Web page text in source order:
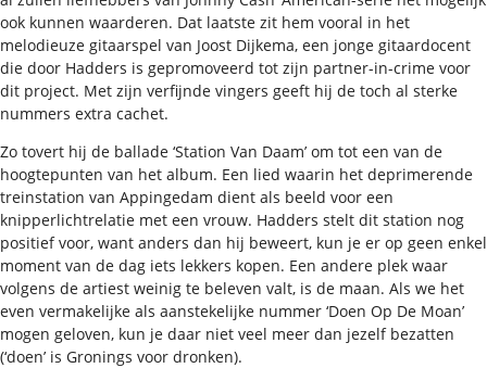
ook kunnen waarderen. Dat laatste zit hem vooral in het
melodieuze gitaarspel van Joost Dijkema, een jonge gitaardocent
die door Hadders is gepromoveerd tot zijn partner-in-crime voor
dit project. Met zijn verfijnde vingers geeft hij de toch al sterke
nummers extra cachet.
Zo tovert hij de ballade ‘Station Van Daam’ om tot een van de
hoogtepunten van het album. Een lied waarin het deprimerende
treinstation van Appingedam dient als beeld voor een
knipperlichtrelatie met een vrouw. Hadders stelt dit station nog
positief voor, want anders dan hij beweert, kun je er op geen enkel
moment van de dag iets lekkers kopen. Een andere plek waar
volgens de artiest weinig te beleven valt, is de maan. Als we het
even vermakelijke als aanstekelijke nummer ‘Doen Op De Moan’
mogen geloven, kun je daar niet veel meer dan jezelf bezatten
(‘doen’ is Gronings voor dronken).